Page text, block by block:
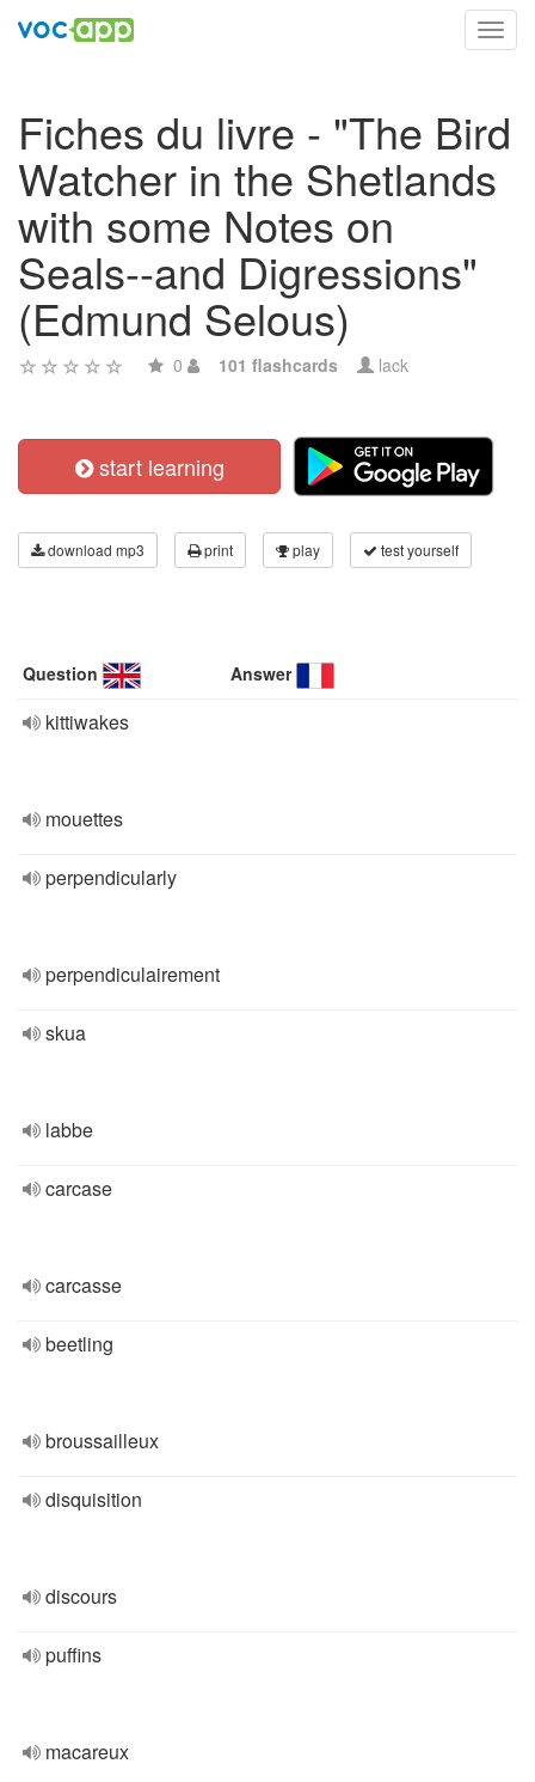
Fiches du livre - "The Bird
Watcher in the Shetlands
with some Notes on
Seals--and Digressions"
(Edmund Selous)
0 101 flashcards lack
start learning
download mp3 print play test yourself
Question Answer
kittiwakes
mouettes
perpendicularly
perpendiculairement
skua
labbe
carcase
carcasse
beetling
broussailleux
disquisition
discours
puffins
macareux